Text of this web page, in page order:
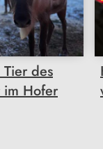
Tier des
im Hofer